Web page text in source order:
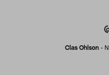
Clas Ohlson -